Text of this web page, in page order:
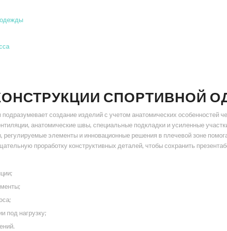
одежды
СПОРТИВНОЙ
создание изделий с учетом анатомических особенностей
анатомические швы, специальные подкладки и усиленные
элементы и инновационные решения в плечевой зоне
проработку конструктивных деталей, чтобы сохранить
под нагрузку;